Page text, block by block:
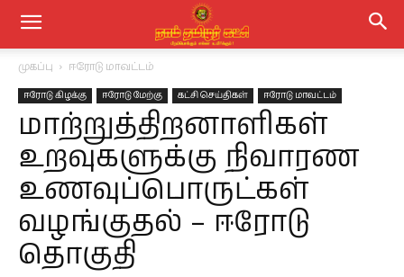
முகப்பு ஈரோடு மாவட்டம்
ஈரோடு கிழக்கு ஈரோடு மேற்கு கட்சி செய்திகள் ஈரோடு மாவட்டம்
மாற்றுத்திறனாளிகள்
உறவுகளுக்கு நிவாரண
உணவுப்பொருட்கள்
வழங்குதல் – ஈரோடு
தொகுதி